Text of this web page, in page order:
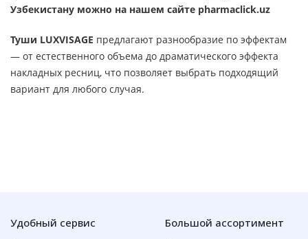
Узбекистану можно на нашем сайте pharmaclick.uz
Туши LUXVISAGE предлагают разнообразие по эффектам
— от естественного объема до драматического эффекта
накладных ресниц, что позволяет выбрать подходящий
вариант для любого случая.
Удобный сервис Большой ассортимент